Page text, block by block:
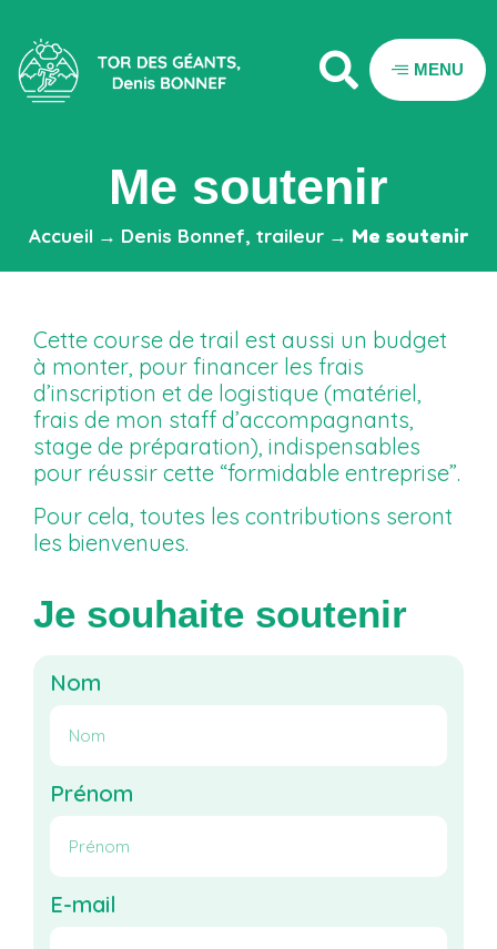
MENU
Me soutenir
Accueil → Denis Bonnef, traileur→ Me soutenir
Cette course de trail est aussi un budget
à monter, pour financer les frais
d’inscription et de logistique (matériel,
frais de mon staff d’accompagnants,
stage de préparation), indispensables
pour réussir cette “formidable entreprise”.
Pour cela, toutes les contributions seront
les bienvenues.
Je souhaite soutenir
Nom
Prénom
E-mail